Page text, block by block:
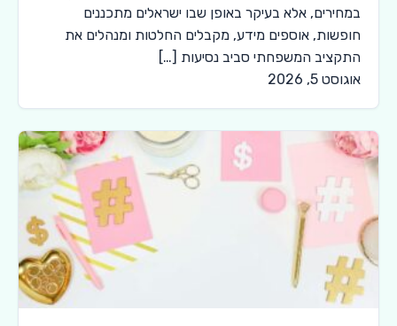
במחירים, אלא בעיקר באופן שבו ישראלים מתכננים
חופשות, אוספים מידע, מקבלים החלטות ומנהלים את
התקציב המשפחתי סביב נסיעות […]
אוגוסט 5, 2026